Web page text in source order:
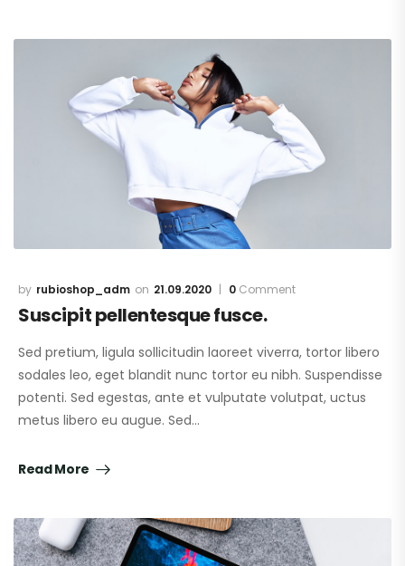
rubioshop_adm 21.09.2020 0 Comment
Suscipit pellentesque fusce.
Sed pretium, ligula sollicitudin laoreet viverra, tortor libero
sodales leo, eget blandit nunc tortor eu nibh. Suspendisse
potenti. Sed egestas, ante et vulputate volutpat, uctus
metus libero eu augue. Sed…
Read More